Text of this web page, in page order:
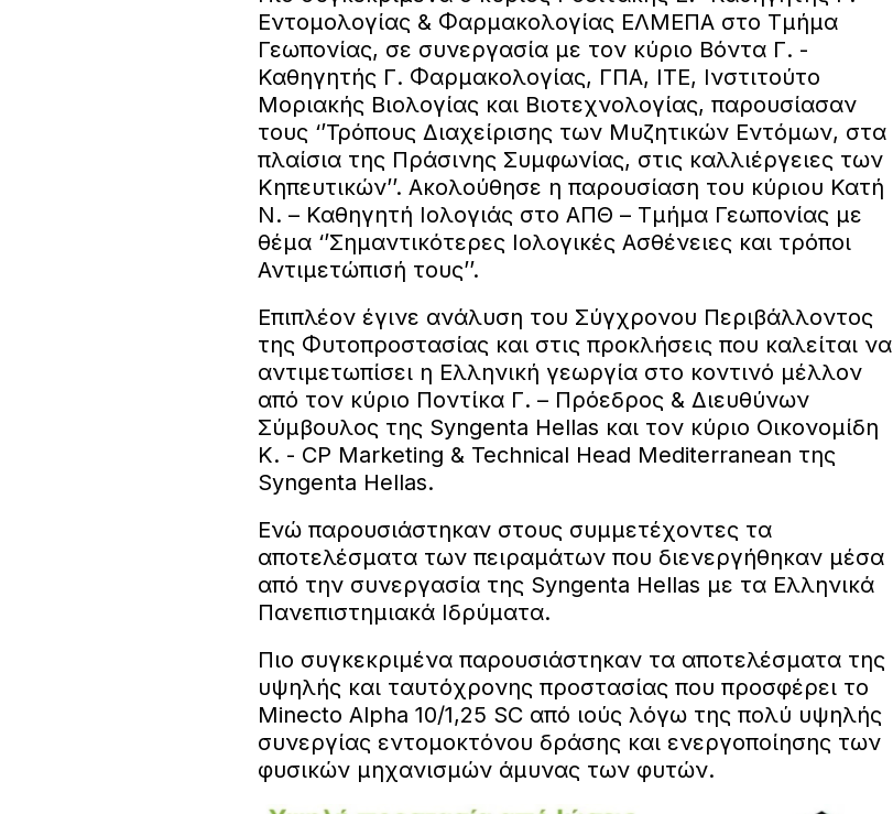
Εντομολογίας & Φαρμακολογίας ΕΛΜΕΠΑ στο Τμήμα
Γεωπονίας, σε συνεργασία με τον κύριο Βόντα Γ. -
Καθηγητής Γ. Φαρμακολογίας, ΓΠΑ, ΙΤΕ, Ινστιτούτο
Μοριακής Βιολογίας και Βιοτεχνολογίας, παρουσίασαν
τους ‘’Τρόπους Διαχείρισης των Μυζητικών Εντόμων, στα
πλαίσια της Πράσινης Συμφωνίας, στις καλλιέργειες των
Κηπευτικών’’. Ακολούθησε η παρουσίαση του κύριου Κατή
Ν. – Καθηγητή Ιολογιάς στο ΑΠΘ – Τμήμα Γεωπονίας με
θέμα ‘’Σημαντικότερες Ιολογικές Ασθένειες και τρόποι
Αντιμετώπισή τους’’.
Επιπλέον έγινε ανάλυση του Σύγχρονου Περιβάλλοντος
της Φυτοπροστασίας και στις προκλήσεις που καλείται να
αντιμετωπίσει η Ελληνική γεωργία στο κοντινό μέλλον
από τον κύριο Ποντίκα Γ. – Πρόεδρος & Διευθύνων
Σύμβουλος της Syngenta Hellas και τον κύριο Οικονομίδη
Κ. - CP Marketing & Technical Head Mediterranean της
Syngenta Hellas.
Ενώ παρουσιάστηκαν στους συμμετέχοντες τα
αποτελέσματα των πειραμάτων που διενεργήθηκαν μέσα
από την συνεργασία της Syngenta Hellas με τα Ελληνικά
Πανεπιστημιακά Ιδρύματα.
Πιο συγκεκριμένα παρουσιάστηκαν τα αποτελέσματα της
υψηλής και ταυτόχρονης προστασίας που προσφέρει το
Minecto Alpha 10/1,25 SC από ιούς λόγω της πολύ υψηλής
συνεργίας εντομοκτόνου δράσης και ενεργοποίησης των
φυσικών μηχανισμών άμυνας των φυτών.